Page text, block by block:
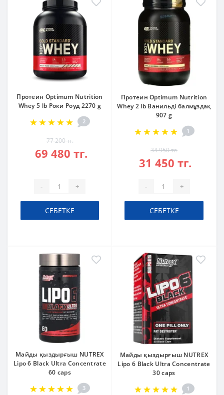
Протеин Optimum Nutrition
Whey 5 lb Роки Роуд 2270 g
2
77 200 тг.
69 480 тг.
- +
СЕБЕТКЕ
Протеин Optimum Nutrition
Whey 2 lb Ванильді балмұздақ
907 g
1
34 950 тг.
31 450 тг.
- +
СЕБЕТКЕ
Майды қыздырғыш NUTREX
Lipo 6 Black Ultra Concentrate
60 caps
3
Майды қыздырғыш NUTREX
Lipo 6 Black Ultra Concentrate
30 caps
1